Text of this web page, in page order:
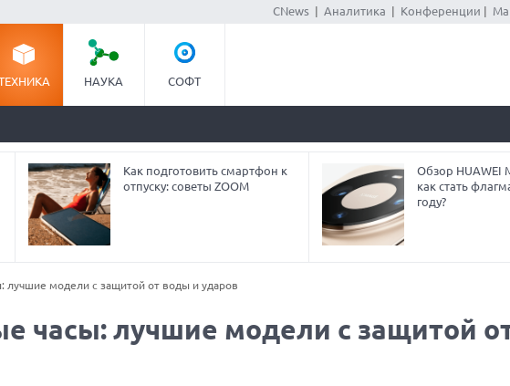
CNews| Аналитика Конференции
НАУКА СОФТ
Как подготовить смартфон к
отпуску: советы ZOOM
Обзор HUAWEI
как стать
году?
лучшие модели с защитой от воды и ударов
часы: лучшие модели с защитой